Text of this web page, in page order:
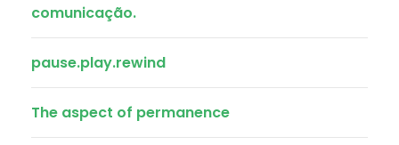
comunicação.
pause.play.rewind
The aspect of permanence